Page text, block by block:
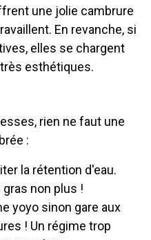
une jolie cambrure
En revanche, si
elles se chargent
esthétiques.
rien ne faut une
:
la rétention d'eau.
non plus !
yoyo sinon gare aux
! Un régime trop